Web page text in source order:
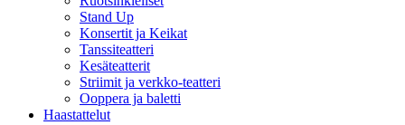
Stand Up
Konsertit ja Keikat
Tanssiteatteri
Kesäteatterit
Striimit ja verkko-teatteri
Ooppera ja baletti
Haastattelut